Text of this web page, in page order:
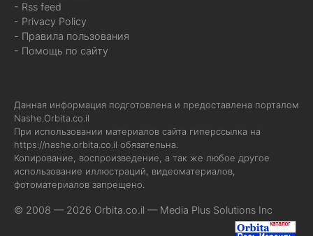
- Rss feed
- Privacy Policy
- Правила пользования
- Помощь по сайту
Данная информация подготовлена и предоставлена порталом
Nashe.Orbita.co.il
При использовании материалов сайта гиперссылка на
https://nashe.orbita.co.il обязательна.
Копирование, воспроизведение, а так же любое другое
использование иллюстраций, видеоматериалов,
фотоматериалов запрещено.
© 2008 — 2026 Orbita.co.il — Media Plus Solutions Inc